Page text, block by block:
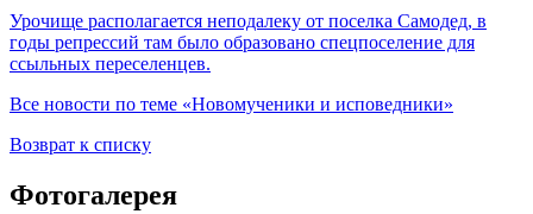
Урочище располагается неподалеку от поселка Самодед, в
годы репрессий там было образовано спецпоселение для
ссыльных переселенцев.
Все новости по теме «Новомученики и исповедники»
Возврат к списку
Фотогалерея